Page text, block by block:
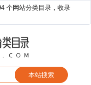
个网站分类目录，收录